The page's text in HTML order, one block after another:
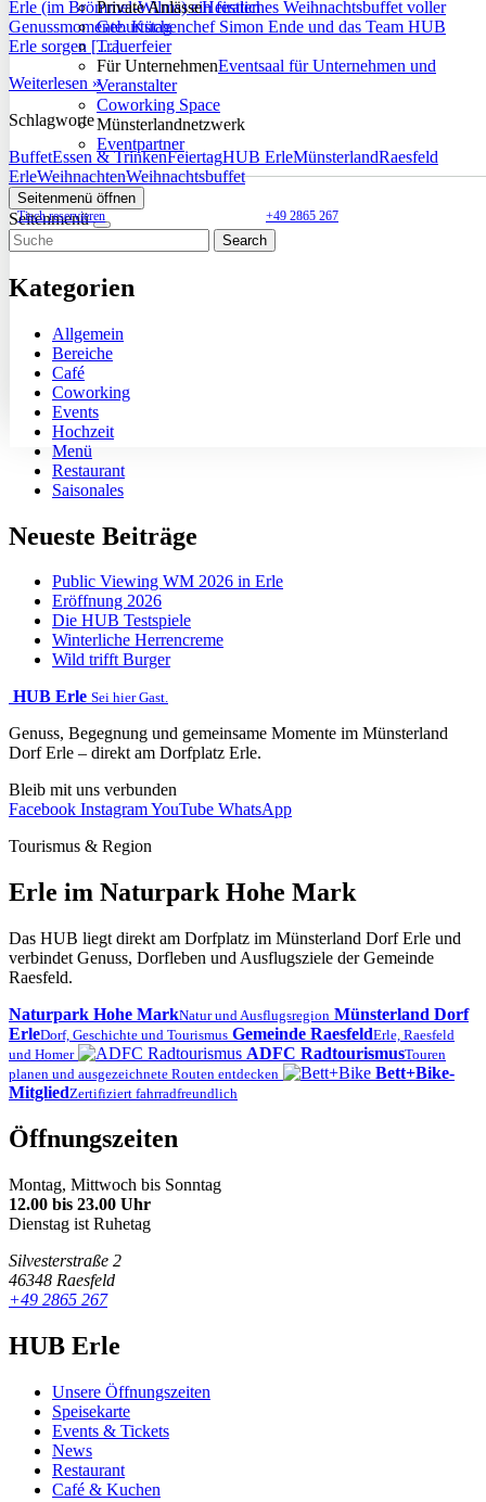
Private AnlässeHeiraten
Geburtstag
Trauerfeier
Für UnternehmenEventsaal für Unternehmen und
Veranstalter
Coworking Space
Münsterlandnetzwerk
Eventpartner
Tisch reservieren +49 2865 267
Erle (im Brömmel-Wilms) ein festliches Weihnachtsbuffet voller
Genussmomente. Küchenchef Simon Ende und das Team HUB
Erle sorgen […]
Weiterlesen »
Schlagworte
BuffetEssen & TrinkenFeiertagHUB ErleMünsterlandRaesfeld
ErleWeihnachtenWeihnachtsbuffet
Seitenmenü öffnen
Seitenmenü
Search
Kategorien
Allgemein
Bereiche
Café
Coworking
Events
Hochzeit
Menü
Restaurant
Saisonales
Neueste Beiträge
Public Viewing WM 2026 in Erle
Eröffnung 2026
Die HUB Testspiele
Winterliche Herrencreme
Wild trifft Burger
HUB Erle Sei hier Gast.
Genuss, Begegnung und gemeinsame Momente im Münsterland
Dorf Erle – direkt am Dorfplatz Erle.
Bleib mit uns verbunden
Facebook InstagramYouTube WhatsApp
Tourismus & Region
Erle im Naturpark Hohe Mark
Das HUB liegt direkt am Dorfplatz im Münsterland Dorf Erle und
verbindet Genuss, Dorfleben und Ausflugsziele der Gemeinde
Raesfeld.
Naturpark Hohe MarkNatur und Ausflugsregion Münsterland Dorf
ErleDorf, Geschichte und Tourismus Gemeinde RaesfeldErle, Raesfeld
und Homer
ADFC RadtourismusTouren
planen und ausgezeichnete Routen entdecken
Bett+Bike-
MitgliedZertifiziert fahrradfreundlich
Öffnungszeiten
Montag, Mittwoch bis Sonntag
12.00 bis 23.00 Uhr
Dienstag ist Ruhetag
Silvesterstraße 2
46348 Raesfeld
+49 2865 267
HUB Erle
Unsere Öffnungszeiten
Speisekarte
Events & Tickets
News
Restaurant
Café & Kuchen